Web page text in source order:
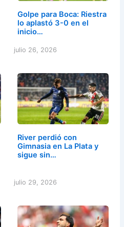
Golpe para Boca: Riestra
lo aplastó 3-0 en el
inicio…
julio 26, 2026
River perdió con
Gimnasia en La Plata y
sigue sin…
julio 29, 2026